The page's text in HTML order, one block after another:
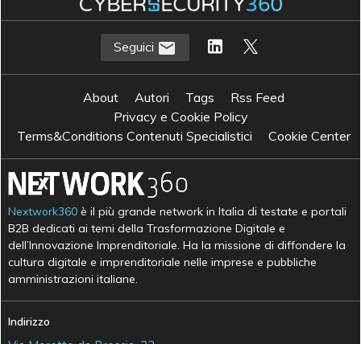
Hybrid workplace S smart working
Unified Communications & Collaboration
Seguici
About Autori Tags
Rss Feed
Privacy e Cookie Policy
Terms&Conditions Contenuti Specialistici
Cookie Center
Nextwork360 è il più grande network in Italia di testate e portali
B2B dedicati ai temi della Trasformazione Digitale e
dell’Innovazione Imprenditoriale. Ha la missione di diffondere la
cultura digitale e imprenditoriale nelle imprese e pubbliche
amministrazioni italiane.
Indirizzo